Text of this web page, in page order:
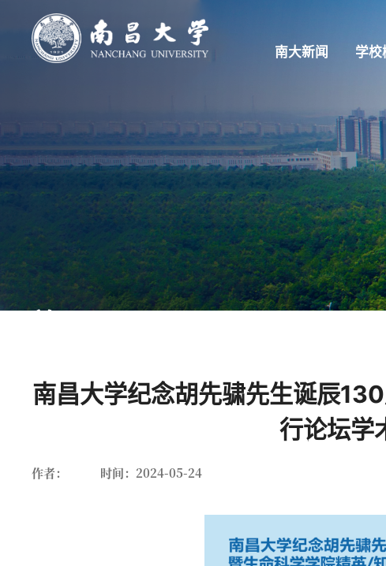
南大新闻 学校
南昌大学纪念胡先骕先生诞辰
行论坛学
作者： 时间：2024-05-24